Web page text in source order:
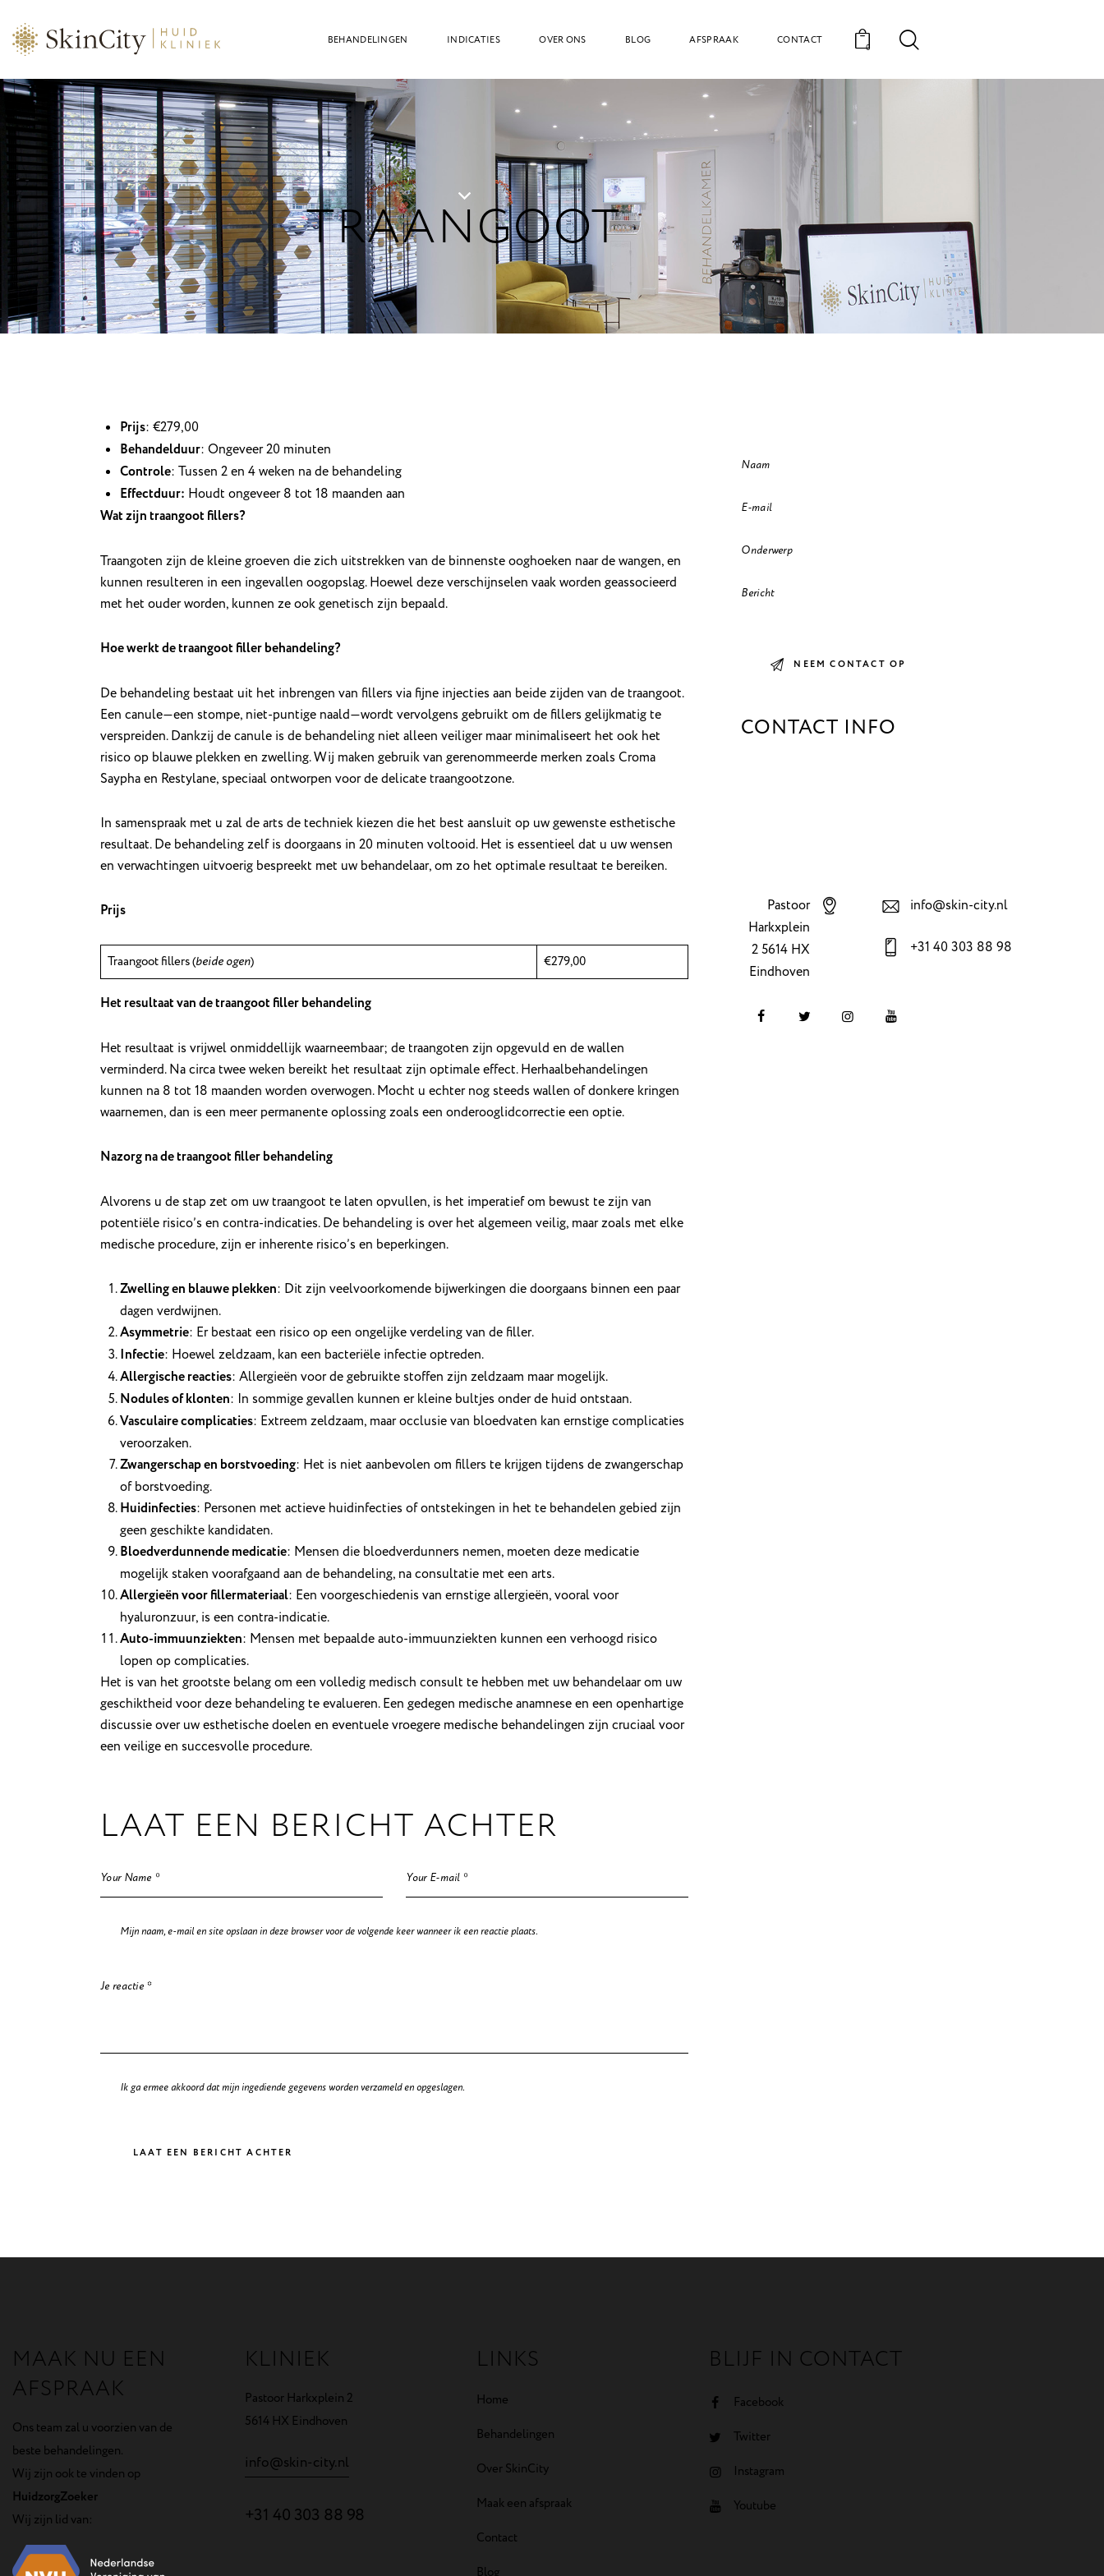
BEHANDELINGEN INDICATIES OVER ONS BLOG AFSPRAAK CONTACT
0
TRAANGOOT
Prijs: €279,00
Behandelduur: Ongeveer 20 minuten
Controle: Tussen 2 en 4 weken na de behandeling
Effectduur: Houdt ongeveer 8 tot 18 maanden aan
Wat zijn traangoot fillers?
Traangoten zijn de kleine groeven die zich uitstrekken van de binnenste ooghoeken naar de wangen, en
kunnen resulteren in een ingevallen oogopslag. Hoewel deze verschijnselen vaak worden geassocieerd
met het ouder worden, kunnen ze ook genetisch zijn bepaald.
Hoe werkt de traangoot filler behandeling?
De behandeling bestaat uit het inbrengen van fillers via fijne injecties aan beide zijden van de traangoot.
Een canule—een stompe, niet-puntige naald—wordt vervolgens gebruikt om de fillers gelijkmatig te
verspreiden. Dankzij de canule is de behandeling niet alleen veiliger maar minimaliseert het ook het
risico op blauwe plekken en zwelling. Wij maken gebruik van gerenommeerde merken zoals Croma
Saypha en Restylane, speciaal ontworpen voor de delicate traangootzone.
In samenspraak met u zal de arts de techniek kiezen die het best aansluit op uw gewenste esthetische
resultaat. De behandeling zelf is doorgaans in 20 minuten voltooid. Het is essentieel dat u uw wensen
en verwachtingen uitvoerig bespreekt met uw behandelaar, om zo het optimale resultaat te bereiken.
Prijs
Traangoot fillers (beide ogen) €279,00
Het resultaat van de traangoot filler behandeling
Het resultaat is vrijwel onmiddellijk waarneembaar; de traangoten zijn opgevuld en de wallen
verminderd. Na circa twee weken bereikt het resultaat zijn optimale effect. Herhaalbehandelingen
kunnen na 8 tot 18 maanden worden overwogen. Mocht u echter nog steeds wallen of donkere kringen
waarnemen, dan is een meer permanente oplossing zoals een onderooglidcorrectie een optie.
Nazorg na de traangoot filler behandeling
Alvorens u de stap zet om uw traangoot te laten opvullen, is het imperatief om bewust te zijn van
potentiële risico’s en contra-indicaties. De behandeling is over het algemeen veilig, maar zoals met elke
medische procedure, zijn er inherente risico’s en beperkingen.
Zwelling en blauwe plekken: Dit zijn veelvoorkomende bijwerkingen die doorgaans binnen een paar
dagen verdwijnen.
Asymmetrie: Er bestaat een risico op een ongelijke verdeling van de filler.
Infectie: Hoewel zeldzaam, kan een bacteriële infectie optreden.
Allergische reacties: Allergieën voor de gebruikte stoffen zijn zeldzaam maar mogelijk.
Nodules of klonten: In sommige gevallen kunnen er kleine bultjes onder de huid ontstaan.
Vasculaire complicaties: Extreem zeldzaam, maar occlusie van bloedvaten kan ernstige complicaties
veroorzaken.
Zwangerschap en borstvoeding: Het is niet aanbevolen om fillers te krijgen tijdens de zwangerschap
of borstvoeding.
Huidinfecties: Personen met actieve huidinfecties of ontstekingen in het te behandelen gebied zijn
geen geschikte kandidaten.
Bloedverdunnende medicatie: Mensen die bloedverdunners nemen, moeten deze medicatie
mogelijk staken voorafgaand aan de behandeling, na consultatie met een arts.
Allergieën voor fillermateriaal: Een voorgeschiedenis van ernstige allergieën, vooral voor
hyaluronzuur, is een contra-indicatie.
Auto-immuunziekten: Mensen met bepaalde auto-immuunziekten kunnen een verhoogd risico
lopen op complicaties.
Het is van het grootste belang om een volledig medisch consult te hebben met uw behandelaar om uw
geschiktheid voor deze behandeling te evalueren. Een gedegen medische anamnese en een openhartige
discussie over uw esthetische doelen en eventuele vroegere medische behandelingen zijn cruciaal voor
een veilige en succesvolle procedure.
LAAT EEN BERICHT ACHTER
Mijn naam, e-mail en site opslaan in deze browser voor de volgende keer wanneer ik een reactie plaats.
Ik ga ermee akkoord dat mijn ingediende gegevens worden verzameld en opgeslagen.
CONTACT INFO
Pastoor
Harkxplein
2 5614 HX
Eindhoven
info@skin-city.nl
+31 40 303 88 98
MAAK NU EEN
AFSPRAAK
Ons team zal u voorzien van de
beste behandelingen.
Wij zijn ook te vinden op
HuidzorgZoeker
Wij zijn lid van:
KLINIEK
Pastoor Harkxplein 2
5614 HX Eindhoven
info@skin-city.nl
+31 40 303 88 98
LINKS
Home
Behandelingen
Over SkinCity
Maak een afspraak
Contact
Blog
BLIJF IN CONTACT
Facebook
Twitter
Instagram
Youtube